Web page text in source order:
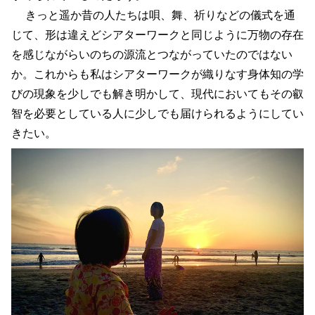
きっと遥か昔の人たちは唄、舞、祈りなどの儀式を通
じて、形は違えどシアターワークと同じように万物の存在
を感じながらいのちの源流とつながっていたのではない
か。これからも私はシアターワークが織りなす身体知の学
びの現象を少しでも解き明かして、現代においてもその叡
智を必要としている人に少しでも届けられるようにしてい
きたい。